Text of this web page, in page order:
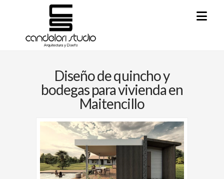
Diseño de quincho y
bodegas para vivienda en
Maitencillo